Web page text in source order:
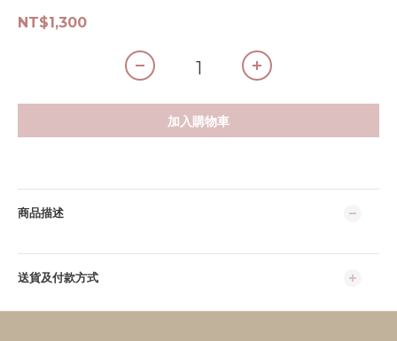
NT$1,300
加入購物車
商品描述
送貨及付款方式